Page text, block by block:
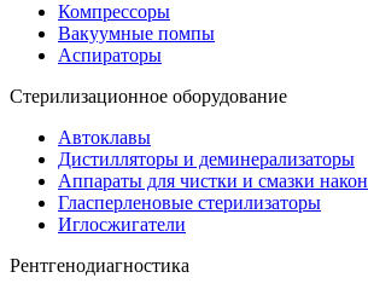
Компрессоры
Вакуумные помпы
Аспираторы
Стерилизационное оборудование
Автоклавы
Дистилляторы и деминерализаторы
Аппараты для чистки и смазки
Гласперленовые стерилизаторы
Иглосжигатели
Рентгенодиагностика